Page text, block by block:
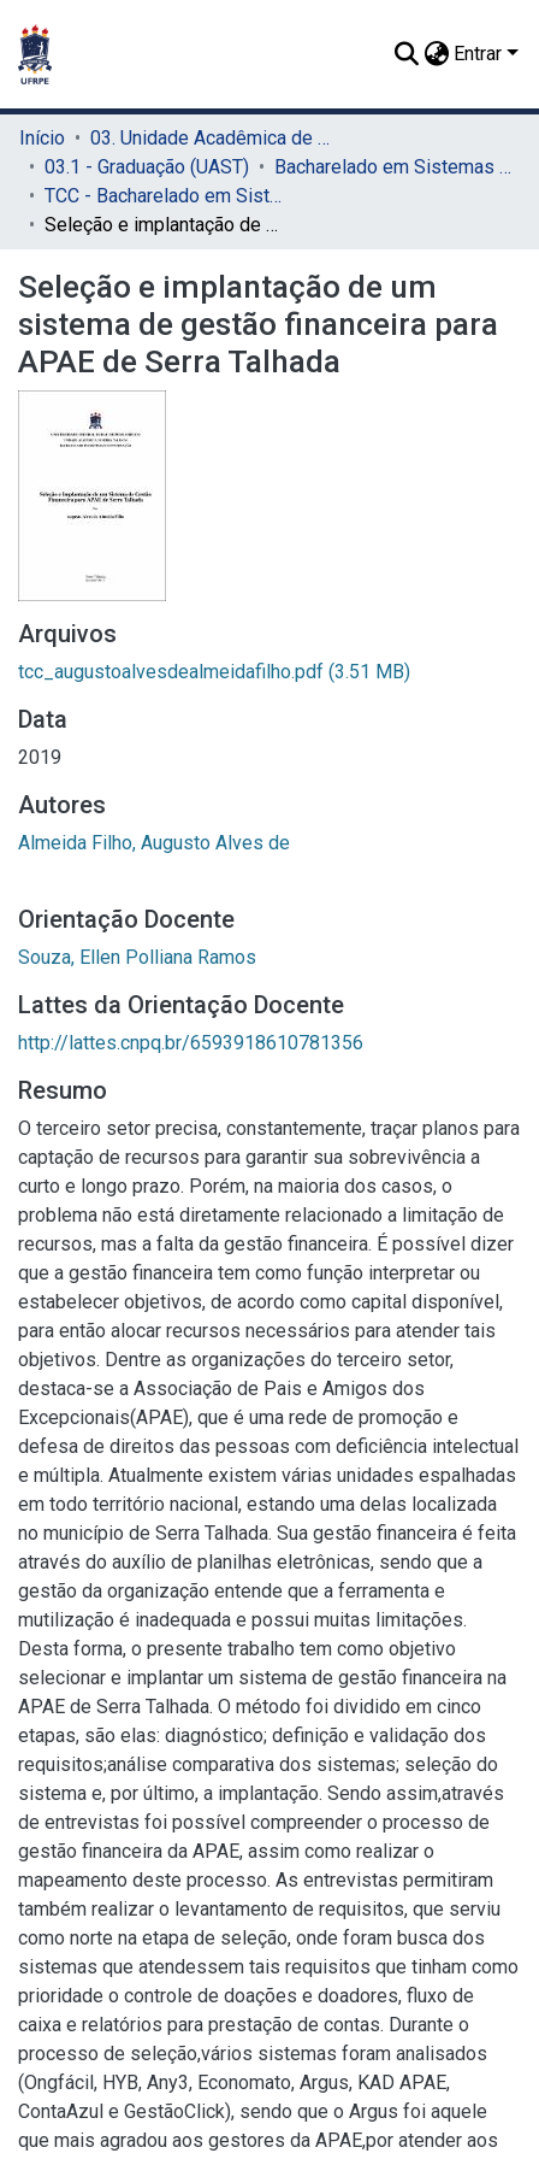
Entrar
Início
03. Unidade Acadêmica de Serra Talhada (UAST)
03.1 - Graduação (UAST)
Bacharelado em Sistemas de Informação (UAST)
TCC - Bacharelado em Sistemas de Informação (UAST)
Seleção e implantação de um sistema de gestão financeira para APAE de Serra Talhada
Seleção e implantação de um
sistema de gestão financeira para
APAE de Serra Talhada
Arquivos
tcc_augustoalvesdealmeidafilho.pdf (3.51 MB)
Data
2019
Autores
Almeida Filho, Augusto Alves de
Orientação Docente
Souza, Ellen Polliana Ramos
Lattes da Orientação Docente
http://lattes.cnpq.br/6593918610781356
Resumo
O terceiro setor precisa, constantemente, traçar planos para
captação de recursos para garantir sua sobrevivência a
curto e longo prazo. Porém, na maioria dos casos, o
problema não está diretamente relacionado a limitação de
recursos, mas a falta da gestão financeira. É possível dizer
que a gestão financeira tem como função interpretar ou
estabelecer objetivos, de acordo como capital disponível,
para então alocar recursos necessários para atender tais
objetivos. Dentre as organizações do terceiro setor,
destaca-se a Associação de Pais e Amigos dos
Excepcionais(APAE), que é uma rede de promoção e
defesa de direitos das pessoas com deficiência intelectual
e múltipla. Atualmente existem várias unidades espalhadas
em todo território nacional, estando uma delas localizada
no município de Serra Talhada. Sua gestão financeira é feita
através do auxílio de planilhas eletrônicas, sendo que a
gestão da organização entende que a ferramenta e
mutilização é inadequada e possui muitas limitações.
Desta forma, o presente trabalho tem como objetivo
selecionar e implantar um sistema de gestão financeira na
APAE de Serra Talhada. O método foi dividido em cinco
etapas, são elas: diagnóstico; definição e validação dos
requisitos;análise comparativa dos sistemas; seleção do
sistema e, por último, a implantação. Sendo assim,através
de entrevistas foi possível compreender o processo de
gestão financeira da APAE, assim como realizar o
mapeamento deste processo. As entrevistas permitiram
também realizar o levantamento de requisitos, que serviu
como norte na etapa de seleção, onde foram busca dos
sistemas que atendessem tais requisitos que tinham como
prioridade o controle de doações e doadores, fluxo de
caixa e relatórios para prestação de contas. Durante o
processo de seleção,vários sistemas foram analisados
(Ongfácil, HYB, Any3, Economato, Argus, KAD APAE,
ContaAzul e GestãoClick), sendo que o Argus foi aquele
que mais agradou aos gestores da APAE,por atender aos